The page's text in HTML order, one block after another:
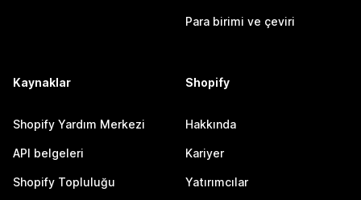
Para birimi ve çeviri
Kaynaklar
Shopify Yardım Merkezi
API belgeleri
Shopify Topluluğu
Shopify
Hakkında
Kariyer
Yatırımcılar